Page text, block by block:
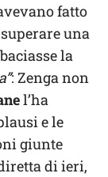
fatto
una
la
: Zenga non
l’ha
e le
giunte
di ieri,